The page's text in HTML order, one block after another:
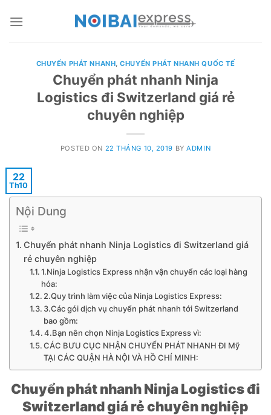
CHUYỂN PHÁT NHANH,CHUYỂN PHÁT NHANH QUỐC TẾ
Chuyển phát nhanh Ninja
Logistics đi Switzerland giá rẻ
chuyên nghiệp
POSTED ON 22 THÁNG 10, 2019 BYADMIN
22
Th10
Nội Dung
Chuyển phát nhanh Ninja Logistics đi Switzerland giá
rẻ chuyên nghiệp
1.Ninja Logistics Express nhận vận chuyển các loại hàng
hóa:
2.Quy trình làm việc của Ninja Logistics Express:
3.Các gói dịch vụ chuyển phát nhanh tới Switzerland
bao gồm:
4.Bạn nên chọn Ninja Logistics Express vì:
CÁC BƯU CỤC NHẬN CHUYỂN PHÁT NHANH ĐI Mỹ
TẠI CÁC QUẬN HÀ NỘI VÀ HỒ CHÍ MINH:
Chuyển phát nhanh Ninja Logistics đi
Switzerland giá rẻ chuyên nghiệp